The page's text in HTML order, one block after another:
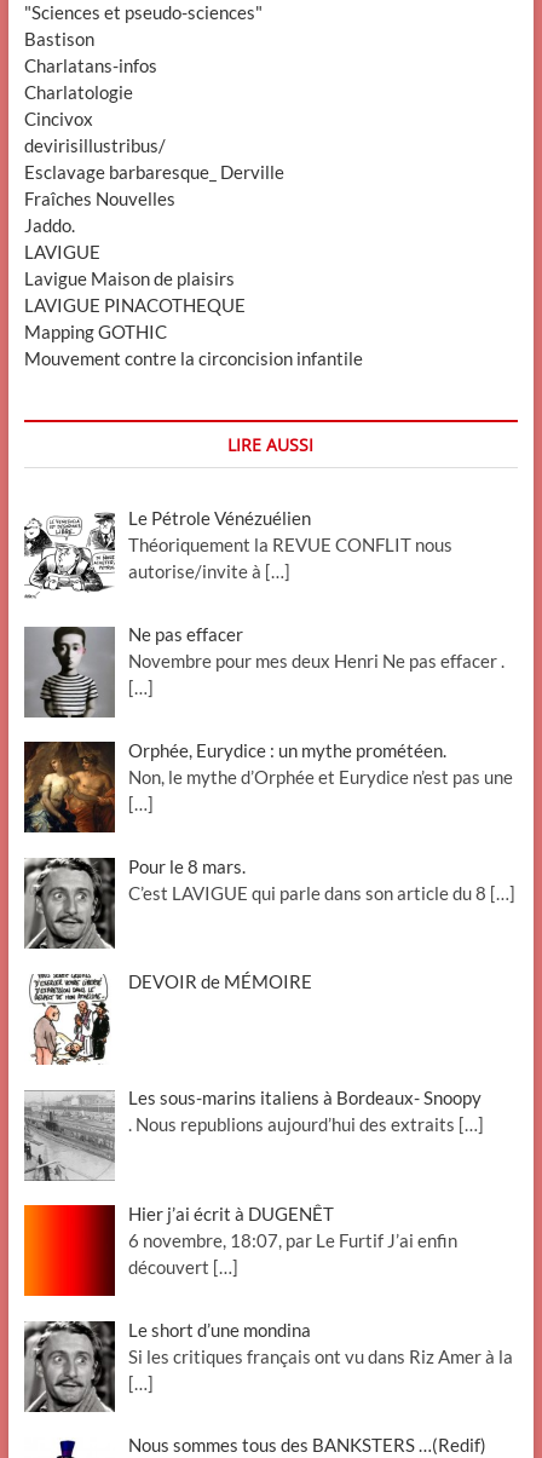
"Sciences et pseudo-sciences"
Bastison
Charlatans-infos
Charlatologie
Cincivox
devirisillustribus/
Esclavage barbaresque_ Derville
Fraîches Nouvelles
Jaddo.
LAVIGUE
Lavigue Maison de plaisirs
LAVIGUE PINACOTHEQUE
Mapping GOTHIC
Mouvement contre la circoncision infantile
LIRE AUSSI
Le Pétrole Vénézuélien
Théoriquement la REVUE CONFLIT nous
autorise/invite à […]
Ne pas effacer
Novembre pour mes deux Henri Ne pas effacer .
[…]
Orphée, Eurydice : un mythe prométéen.
Non, le mythe d’Orphée et Eurydice n’est pas une
[…]
Pour le 8 mars.
C’est LAVIGUE qui parle dans son article du 8 […]
DEVOIR de MÉMOIRE
Les sous-marins italiens à Bordeaux- Snoopy
. Nous republions aujourd’hui des extraits […]
Hier j’ai écrit à DUGENÊT
6 novembre, 18:07, par Le Furtif J’ai enfin
découvert […]
Le short d’une mondina
Si les critiques français ont vu dans Riz Amer à la
[…]
Nous sommes tous des BANKSTERS …(Redif)